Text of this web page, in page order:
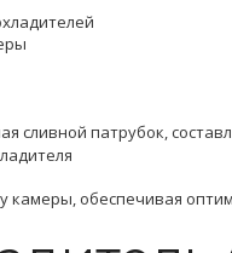
сливной патрубок,
камеры, обеспечивая